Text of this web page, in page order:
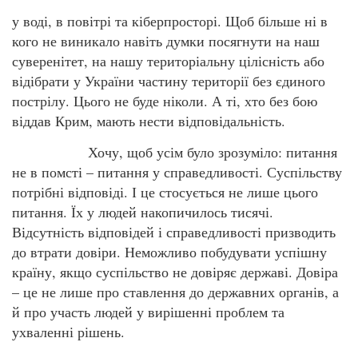
у воді, в повітрі та кіберпросторі. Щоб більше ні в
кого не виникало навіть думки посягнути на наш
суверенітет, на нашу територіальну цілісність або
відібрати у України частину території без єдиного
пострілу. Цього не буде ніколи. А ті, хто без бою
віддав Крим, мають нести відповідальність.
Хочу, щоб усім було зрозуміло: питання
не в помсті – питання у справедливості. Суспільству
потрібні відповіді. І це стосується не лише цього
питання. Їх у людей накопичилось тисячі.
Відсутність відповідей і справедливості призводить
до втрати довіри. Неможливо побудувати успішну
країну, якщо суспільство не довіряє державі. Довіра
– це не лише про ставлення до державних органів, а
й про участь людей у вирішенні проблем та
ухваленні рішень.